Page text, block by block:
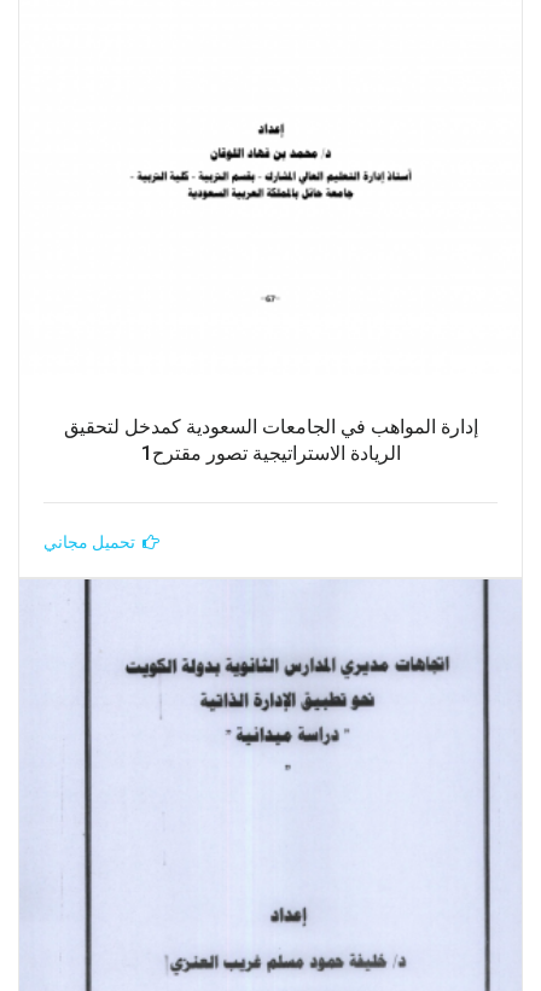
إدارة المواهب في الجامعات السعودية كمدخل لتحقيق
الريادة الاستراتيجية تصور مقترح1
تحميل مجاني